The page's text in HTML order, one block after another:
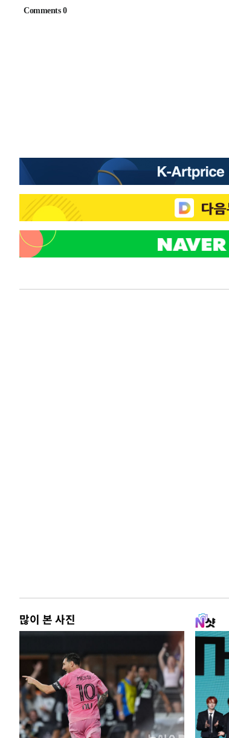
"미 전국적 살모네라 식중독 원인은 멕시코
[속보]경찰·노동부, HL만도 평택사업장 끼
[속보]합수본, '투표율 허위 입력' 중앙·서
-19140초 전 >시리아 다마스쿠스 교외에서 미니버스 폭발
태-18438초 전 >
입추에도 극한더위…서울 낮 39도 '폭염중
례 큰 폭발음
-12117초 전 > [속보]美, 폴리실리콘 수입 규제…파생제품
발효
-10268초 전 >[속보]트럼프, 美 원정출산 금지 행정명령 서
-7968초 전 >
[속보] 뉴욕증시, 일제 하락 마감…나스닥
많이 본 사진